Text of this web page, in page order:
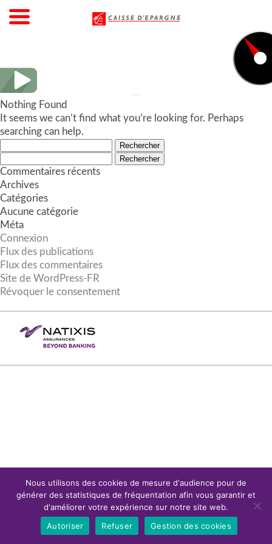
Nothing Found
It seems we can’t find what you’re looking for. Perhaps
searching can help.
Commentaires récents
Archives
Catégories
Aucune catégorie
Méta
Connexion
Flux des publications
Flux des commentaires
Site de WordPress-FR
Révoquer le consentement
Nous utilisons des cookies de mesure d'audience pour de
générer des statistiques de fréquentation afin vous garantir et
d'améliorer votre expérience sur notre site web.
Autoriser
Refuser Gestion des cookies